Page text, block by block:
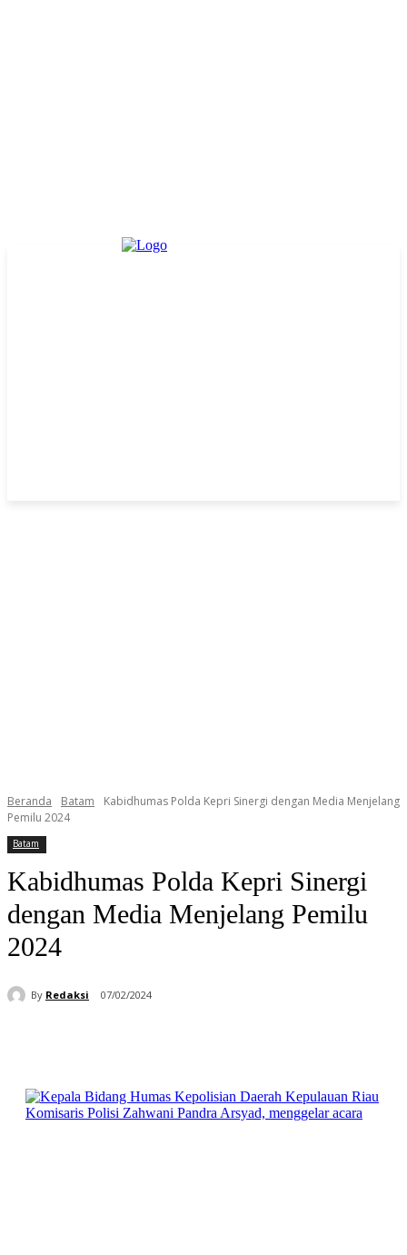
Beranda Batam
Kabidhumas Polda Kepri Sinergi dengan Media Menjelang
Pemilu 2024
Batam
Kabidhumas Polda Kepri Sinergi
dengan Media Menjelang Pemilu
2024
By Redaksi 07/02/2024